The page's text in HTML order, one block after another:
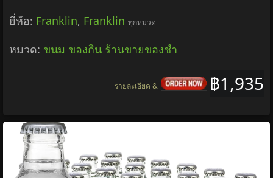
ยี่ห้อ: Franklin, Franklin ทุกหมวด
หมวด: ขนม ของกิน ร้านขายของชำ
฿1,935
รายละเอียด &